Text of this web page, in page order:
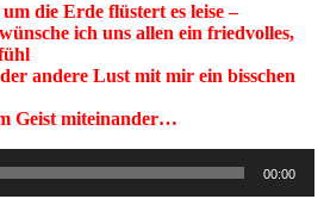
die Erde flüstert es leise –
wünsche ich uns allen ein friedvolles,
andere Lust mit mir ein bisschen
Geist miteinander…
00:00